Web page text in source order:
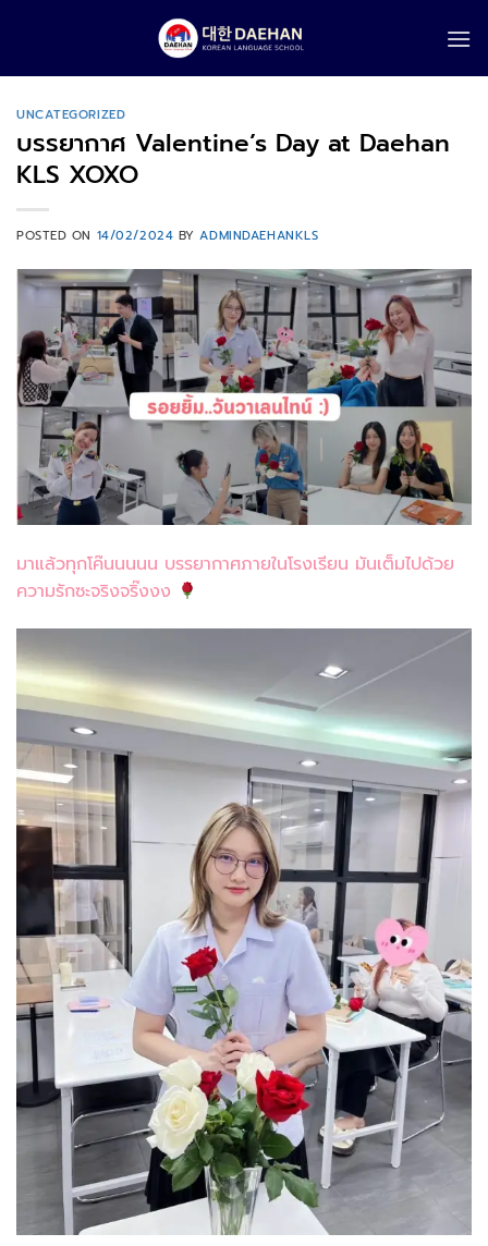
UNCATEGORIZED
บรรยากาศ Valentine’s Day at Daehan
KLS XOXO
POSTED ON 14/02/2024 BYADMINDAEHANKLS
มาแล้วทุกโค๊นนนนน บรรยากาศภายในโรงเรียน มันเต็มไปด้วย
ความรักซะจริงจริ๊งงง